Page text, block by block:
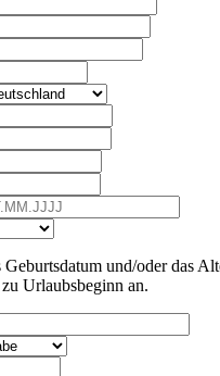
Geburtsdatum und/oder das
Urlaubsbeginn an.